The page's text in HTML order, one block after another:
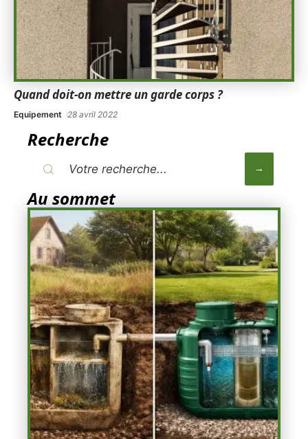
Quand doit-on mettre un garde corps ?
Equipement 28 avril 2022
Recherche
Au sommet